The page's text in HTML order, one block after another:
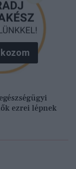
ezrei lépnek